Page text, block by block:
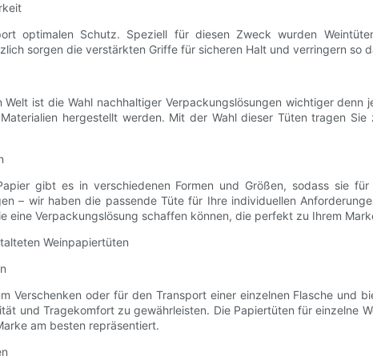
optimalen Schutz. Speziell für diesen Zweck wurden
sorgen die verstärkten Griffe für sicheren Halt und verringern so
ist die Wahl nachhaltiger Verpackungslösungen wichtiger
hergestellt werden. Mit der Wahl dieser Tüten tragen
gibt es in verschiedenen Formen und Größen, sodass sie
– wir haben die passende Tüte für Ihre individuellen
eine Verpackungslösung schaffen können, die perfekt zu Ihrem
Weinpapiertüten
Verschenken oder für den Transport einer einzelnen Flasche
und Tragekomfort zu gewährleisten. Die Papiertüten für einzelne
am besten repräsentiert.